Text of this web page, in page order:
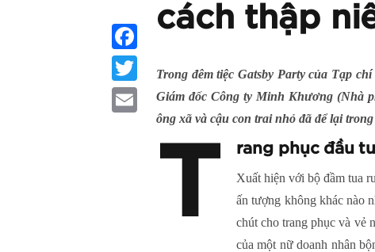
cách thập
Trong đêm tiệc Gatsby Party của Tạp
Giám đốc Công ty Minh Khương (Nhà
ông xã và cậu con trai nhỏ đã để lại
T rang phục đầu
Xuất hiện với bộ đầm tua
ấn tượng không khác nào
chút cho trang phục và vẻ
của một nữ doanh nhân
Facebook
Twitter